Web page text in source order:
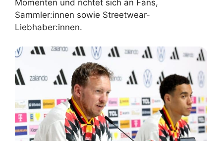
Momenten und richtet sich an Fans,
Sammler:innen sowie Streetwear-
Liebhaber:innen.